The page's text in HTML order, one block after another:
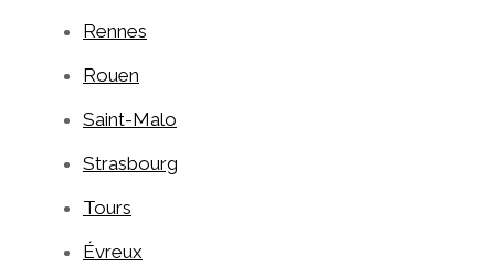
Rennes
Rouen
Saint-Malo
Strasbourg
Tours
Évreux